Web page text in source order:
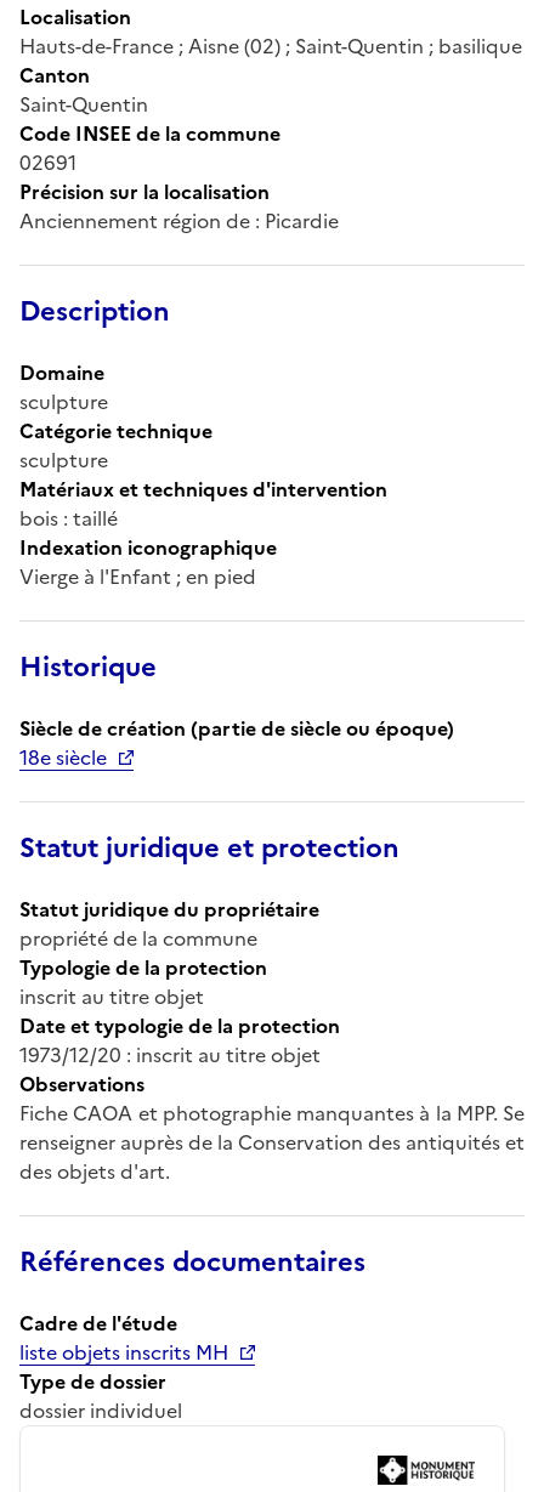
Localisation
Hauts-de-France ; Aisne (02) ; Saint-Quentin ; basilique
Canton
Saint-Quentin
Code INSEE de la commune
02691
Précision sur la localisation
Anciennement région de : Picardie
Description
Domaine
sculpture
Catégorie technique
sculpture
Matériaux et techniques d'intervention
bois : taillé
Indexation iconographique
Vierge à l'Enfant ; en pied
Historique
Siècle de création (partie de siècle ou époque)
18e siècle
Statut juridique et protection
Statut juridique du propriétaire
propriété de la commune
Typologie de la protection
inscrit au titre objet
Date et typologie de la protection
1973/12/20 : inscrit au titre objet
Observations
Fiche CAOA et photographie manquantes à la MPP. Se
renseigner auprès de la Conservation des antiquités et
des objets d'art.
Références documentaires
Cadre de l'étude
liste objets inscrits MH
Type de dossier
dossier individuel